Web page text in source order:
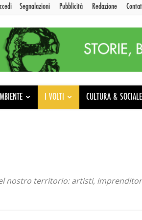
Segnalazioni Pubblicità Redazione
I VOLTI CULTURA & SOCIALE
nostro territorio: artisti,